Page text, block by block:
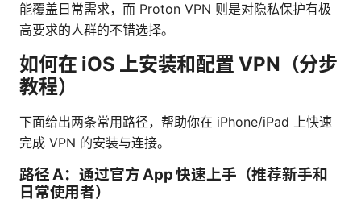
能覆盖日常需求，而 Proton VPN 则是对隐私保护有极
高要求的人群的不错选择。
如何在 iOS 上安装和配置 VPN（分步
教程）
下面给出两条常用路径，帮助你在 iPhone/iPad 上快速
完成 VPN 的安装与连接。
路径 A：通过官方 App 快速上手（推荐新手和
日常使用者）